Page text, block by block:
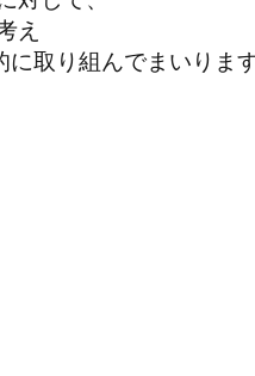
え
取り組んでまいります